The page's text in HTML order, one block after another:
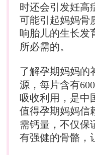
时还会引发妊高
可能引起妈妈骨
响胎儿的生长发
所必需的。
了解孕期妈妈的
源，每片含有
吸收利用，是中
值得孕期妈妈信
需钙量，不仅保
有强健的骨骼，